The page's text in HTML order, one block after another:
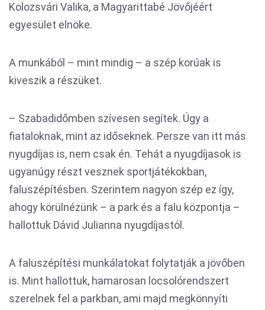
Kolozsvári Valika, a Magyarittabé Jövőjéért
egyesület elnöke.
A munkából – mint mindig – a szép korúak is
kiveszik a részüket.
– Szabadidőmben szívesen segítek. Úgy a
fiataloknak, mint az időseknek. Persze van itt más
nyugdíjas is, nem csak én. Tehát a nyugdíjasok is
ugyanúgy részt vesznek sportjátékokban,
faluszépítésben. Szerintem nagyon szép ez így,
ahogy körülnézünk – a park és a falu központja –
hallottuk Dávid Julianna nyugdíjastól.
A faluszépítési munkálatokat folytatják a jövőben
is. Mint hallottuk, hamarosan locsolórendszert
szerelnek fel a parkban, ami majd megkönnyíti